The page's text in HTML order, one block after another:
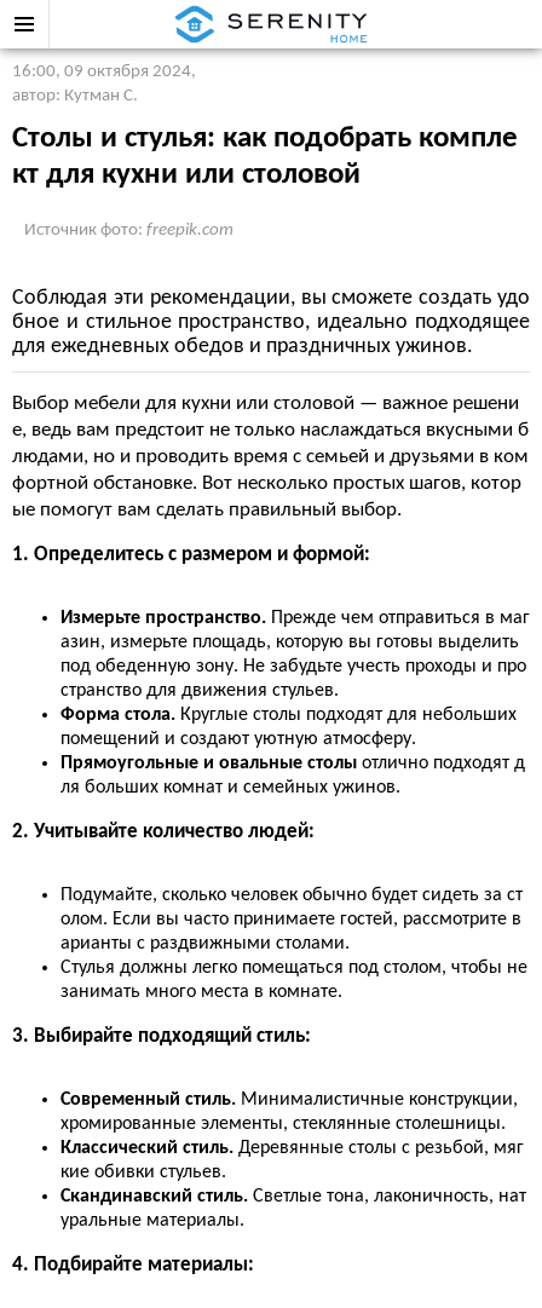
16:00, 09 октября 2024,
автор: Кутман С.
Столы и стулья: как подобрать компле
кт для кухни или столовой
Источник фото: freepik.com
Соблюдая эти рекомендации, вы сможете создать удо
бное и стильное пространство, идеально подходящее
для ежедневных обедов и праздничных ужинов.
Выбор мебели для кухни или столовой — важное решени
е, ведь вам предстоит не только наслаждаться вкусными б
людами, но и проводить время с семьей и друзьями в ком
фортной обстановке. Вот несколько простых шагов, котор
ые помогут вам сделать правильный выбор.
1. Определитесь с размером и формой:
Измерьте пространство. Прежде чем отправиться в маг
азин, измерьте площадь, которую вы готовы выделить
под обеденную зону. Не забудьте учесть проходы и про
странство для движения стульев.
Форма стола. Круглые столы подходят для небольших
помещений и создают уютную атмосферу.
Прямоугольные и овальные столы отлично подходят д
ля больших комнат и семейных ужинов.
2. Учитывайте количество людей:
Подумайте, сколько человек обычно будет сидеть за ст
олом. Если вы часто принимаете гостей, рассмотрите в
арианты с раздвижными столами.
Стулья должны легко помещаться под столом, чтобы не
занимать много места в комнате.
3. Выбирайте подходящий стиль:
Современный стиль. Минималистичные конструкции,
хромированные элементы, стеклянные столешницы.
Классический стиль. Деревянные столы с резьбой, мяг
кие обивки стульев.
Скандинавский стиль. Светлые тона, лаконичность, нат
уральные материалы.
4. Подбирайте материалы: